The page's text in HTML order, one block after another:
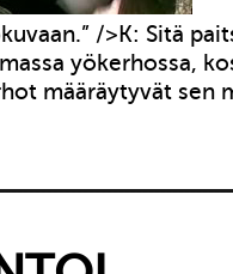
/>K: Sitä
yökerhossa,
määräytyvät sen